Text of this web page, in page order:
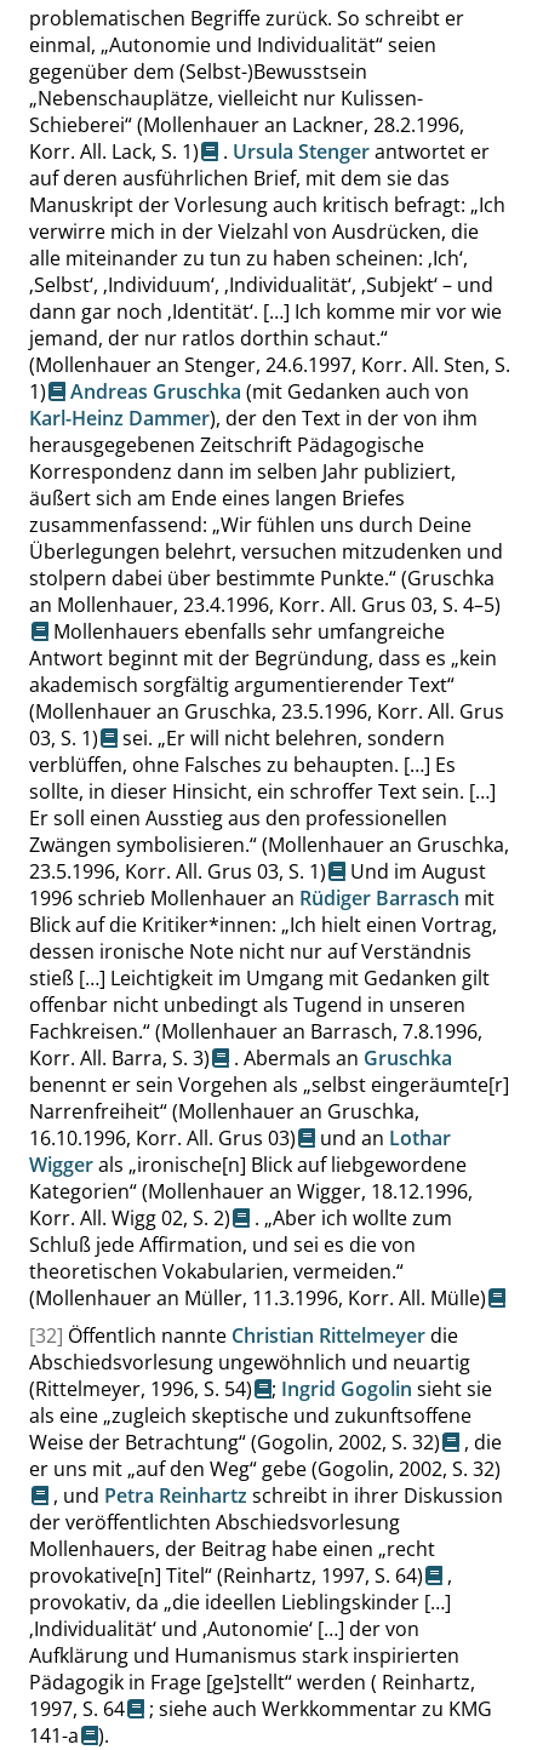
problematischen Begriffe zurück. So schreibt er
einmal, „Autonomie und Individualität“seien
gegenüber dem (Selbst-)Bewusstsein
„Nebenschauplätze, vielleicht nur Kulissen-
Schieberei“(Mollenhauer an Lackner, 28.2.1996,
Korr. All. Lack, S. 1) . Ursula Stengerantwortet er
auf deren ausführlichen Brief, mit dem sie das
Manuskript der Vorlesung auch kritisch befragt: „Ich
verwirre mich in der Vielzahl von Ausdrücken, die
alle miteinander zu tun zu haben scheinen: ‚Ich‘,
‚Selbst‘, ‚Individuum‘, ‚Individualität‘, ‚Subjekt‘– und
dann gar noch ‚Identität‘. […] Ich komme mir vor wie
jemand, der nur ratlos dorthin schaut.“
(Mollenhauer an Stenger, 24.6.1997, Korr. All. Sten, S.
1) Andreas Gruschka (mit Gedanken auch von
Karl-Heinz Dammer), der den Text in der von ihm
herausgegebenen Zeitschrift Pädagogische
Korrespondenz dann im selben Jahr publiziert,
äußert sich am Ende eines langen Briefes
zusammenfassend: „Wir fühlen uns durch Deine
Überlegungen belehrt, versuchen mitzudenken und
stolpern dabei über bestimmte Punkte.“(Gruschka
an Mollenhauer, 23.4.1996, Korr. All. Grus 03, S. 4–5)
Mollenhauers ebenfalls sehr umfangreiche
Antwort beginnt mit der Begründung, dass es „kein
akademisch sorgfältig argumentierender Text“
(Mollenhauer an Gruschka, 23.5.1996, Korr. All. Grus
03, S. 1) sei. „Er will nicht belehren, sondern
verblüffen, ohne Falsches zu behaupten. […] Es
sollte, in dieser Hinsicht, ein schroffer Text sein. […]
Er soll einen Ausstieg aus den professionellen
Zwängen symbolisieren.“(Mollenhauer an Gruschka,
23.5.1996, Korr. All. Grus 03, S. 1)
Und im August
1996 schrieb Mollenhauer an Rüdiger Barrasch mit
Blick auf die Kritiker*innen: „Ich hielt einen Vortrag,
dessen ironische Note nicht nur auf Verständnis
stieß […] Leichtigkeit im Umgang mit Gedanken gilt
offenbar nicht unbedingt als Tugend in unseren
Fachkreisen.“(Mollenhauer an Barrasch, 7.8.1996,
Korr. All. Barra, S. 3) . Abermals an Gruschka
benennt er sein Vorgehen als „selbst eingeräumte[r]
Narrenfreiheit“(Mollenhauer an Gruschka,
16.10.1996, Korr. All. Grus 03)
und an Lothar
Wiggerals „ironische[n] Blick auf liebgewordene
Kategorien“(Mollenhauer an Wigger, 18.12.1996,
Korr. All. Wigg 02, S. 2) . „Aber ich wollte zum
Schluß jede Affirmation, und sei es die von
theoretischen Vokabularien, vermeiden.“
(Mollenhauer an Müller, 11.3.1996, Korr. All. Mülle)
[32] Öffentlich nannte Christian Rittelmeyerdie
Abschiedsvorlesung ungewöhnlich und neuartig
(Rittelmeyer, 1996, S. 54) ; Ingrid Gogolin sieht sie
als eine „zugleich skeptische und zukunftsoffene
Weise der Betrachtung“(Gogolin, 2002, S. 32)
, die
er uns mit „auf den Weg“ gebe(Gogolin, 2002, S. 32)
, und Petra Reinhartz schreibt in ihrer Diskussion
der veröffentlichten Abschiedsvorlesung
Mollenhauers, der Beitrag habe einen „recht
provokative[n] Titel“(Reinhartz, 1997, S. 64)
,
provokativ, da „die ideellen Lieblingskinder […]
‚Individualität‘ und ‚Autonomie‘ […] der von
Aufklärung und Humanismus stark inspirierten
Pädagogik in Frage [ge]stellt“werden ( Reinhartz,
1997, S. 64 ; siehe auch Werkkommentar zu KMG
141-a
).